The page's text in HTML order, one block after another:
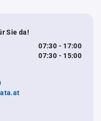
Sie da!
07:30 - 17:00
07:30 - 15:00